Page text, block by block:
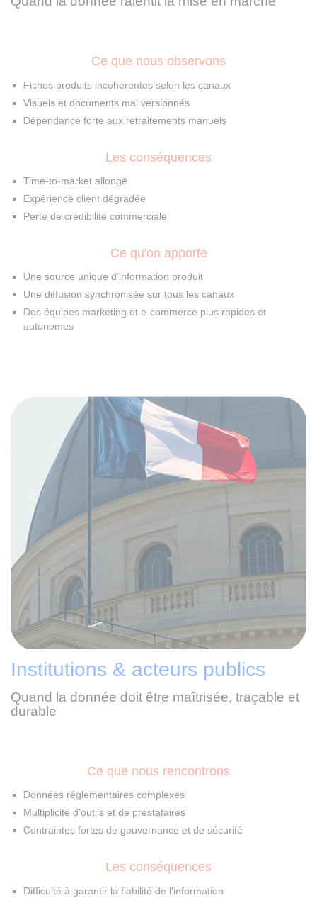
Ce que nous observons
Fiches produits incohérentes selon les canaux
Visuels et documents mal versionnés
Dépendance forte aux retraitements manuels
Les conséquences
Time-to-market allongé
Expérience client dégradée
Perte de crédibilité commerciale
Ce qu'on apporte
Une source unique d'information produit
Une diffusion synchronisée sur tous les canaux
Des équipes marketing et e-commerce plus rapides et
autonomes
Institutions & acteurs publics
Quand la donnée doit être maîtrisée, traçable et
durable
Ce que nous rencontrons
Données réglementaires complexes
Multiplicité d'outils et de prestataires
Contraintes fortes de gouvernance et de sécurité
Les conséquences
Difficulté à garantir la fiabilité de l'information